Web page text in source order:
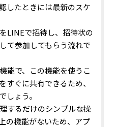
したときには最新のスケ
LINEで招待し、招待状の
て参加してもらう流れで
能で、この機能を使うこ
すぐに共有できるため、
しょう。
するだけのシンプルな操
の機能がないため、アプ